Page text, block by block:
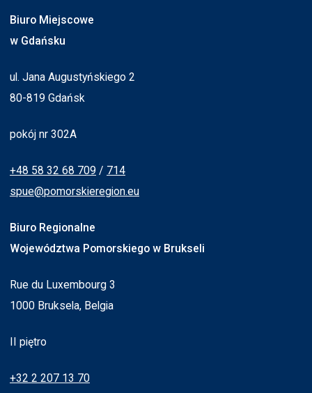
Biuro Miejscowe
w Gdańsku
ul. Jana Augustyńskiego 2
80-819 Gdańsk
pokój nr 302A
+48 58 32 68 709 / 714
spue@pomorskieregion.eu
Biuro Regionalne
Województwa Pomorskiego w Brukseli
Rue du Luxembourg 3
1000 Bruksela, Belgia
II piętro
+32 2 207 13 70